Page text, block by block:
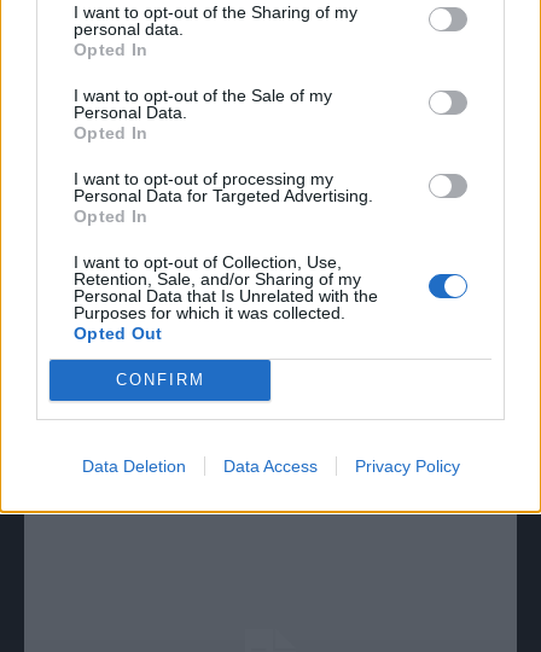
I want to opt-out of the Sharing of my
personal data.
Opted In
I want to opt-out of the Sale of my
Personal Data.
Opted In
I want to opt-out of processing my
Personal Data for Targeted Advertising.
Opted In
I want to opt-out of Collection, Use,
Retention, Sale, and/or Sharing of my
Personal Data that Is Unrelated with the
Purposes for which it was collected.
Opted Out
CONFIRM
Data Deletion Data Access Privacy Policy
Riješite se gadnih, crnih mitesera
koristeći ova 2 sastojka koja sigurno
imate u kući! (RECEPT)￼
ZANIMLJIVOSTI May 29, 2022
Sigurno je da ne postoji osoba koja se makar jednom u životu nije
susrela sa dosadnim, crnim mitiserima. Iako ih možda redovno čistite,